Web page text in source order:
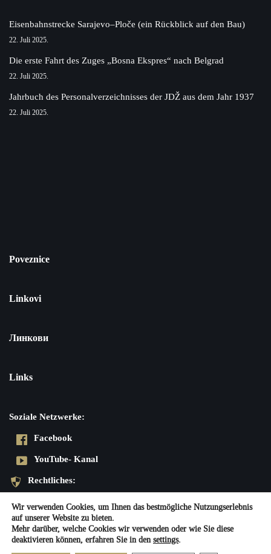
Eisenbahnstrecke Sarajevo–Ploče (ein Rückblick auf den Bau)
22. Juli 2025.
Die erste Fahrt des Zuges „Bosna Ekspres“ nach Belgrad
22. Juli 2025.
Jahrbuch des Personalverzeichnisses der JDŽ aus dem Jahr 1937
22. Juli 2025.
Poveznice
Linkovi
Линкови
Links
Soziale Netzwerke:
Facebook
YouTube- Kanal
Rechtliches:
Datenschutzerklärung
Impressum
Neve| Präsentiert vonWordPress
Wir verwenden Cookies, um Ihnen das bestmögliche Nutzungserlebnis
auf unserer Website zu bieten.
Mehr darüber, welche Cookies wir verwenden oder wie Sie diese
deaktivieren können, erfahren Sie in den settings.